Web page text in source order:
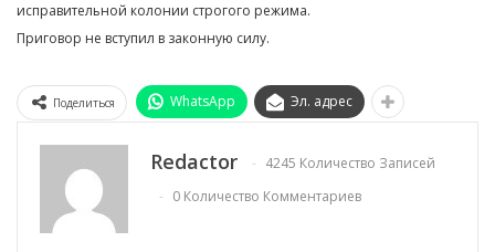
исправительной колонии строгого режима.
Приговор не вступил в законную силу.
Поделиться WhatsApp Эл. адрес
Redactor
4245 Количество Записей
0 Количество Комментариев